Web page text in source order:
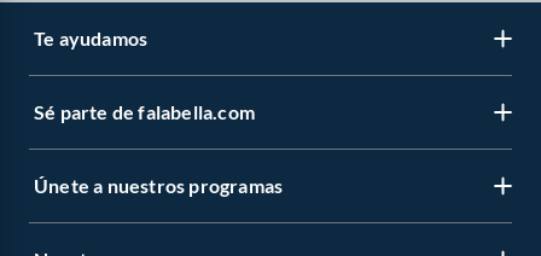
Te ayudamos
Sé parte de falabella.com
Únete a nuestros programas